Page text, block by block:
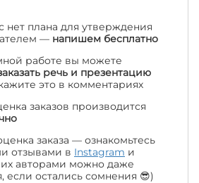
нет плана для утверждения
— напишем бесплатно
работе вы можете
речь и презентацию
это в комментариях
заказов производится
заказа — ознакомьтесь
отзывами в Instagram и
их авторами можно даже
если остались сомнения 😎)